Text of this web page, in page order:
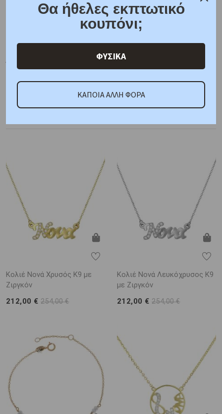
ΚΑΤΟΠΙΝ ΠΑΡΑΓΓΕΛΙΑΣ
Μέταλλο : Ροζ Χρυσός K14
Διαστάσεις: Αλυσίδα: 40cm, Μοτίφ:
Προτεινόμενα προϊόντα
Κολιέ Νονά Χρυσός Κ9 με
Ζιργκόν
212,00 €254,00 €
Κολιέ Νονά Λευκόχρυσος Κ9
με Ζιργκόν
212,00 €254,00 €
Θα ήθελες εκπτωτικό
κουπόνι;
ΦΥΣΙΚΑ
ΚΑΠΟΙΑ ΑΛΛΗ ΦΟΡΑ